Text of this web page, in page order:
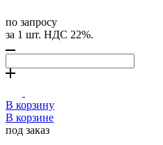
по запросу
за 1 шт. НДС 22%.
В корзину
В корзине
под заказ